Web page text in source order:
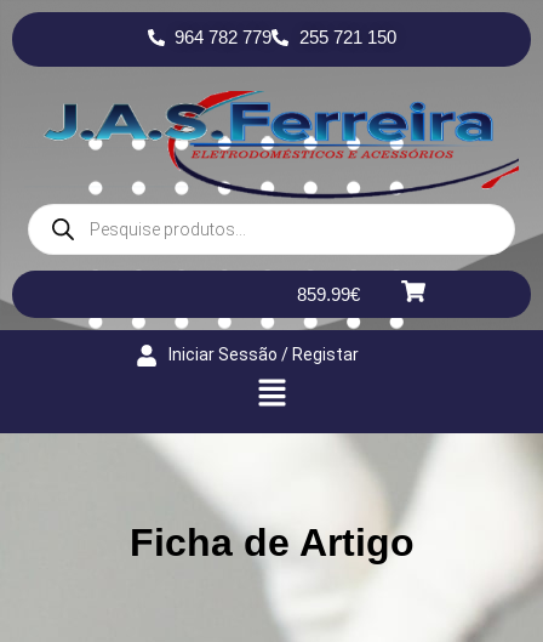
964 782 779 255 721 150
859.99€
Iniciar Sessão / Registar
Ficha de Artigo